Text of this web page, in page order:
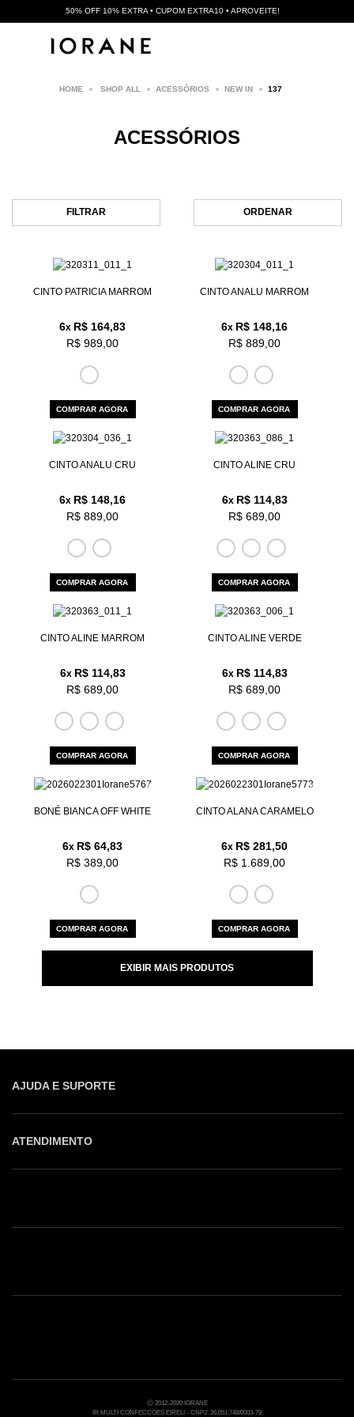
50% OFF 10% EXTRA • CUPOM EXTRA10 • APROVEITE!
SHOP ALL ACESSÓRIOS NEW IN 137
ACESSÓRIOS
FILTRAR ORDENAR
CINTO PATRICIA MARROM
6x R$ 164,83
R$ 989,00
COMPRAR AGORA
CINTO ANALU MARROM
6x R$ 148,16
R$ 889,00
COMPRAR AGORA
CINTO ANALU CRU
6x R$ 148,16
R$ 889,00
COMPRAR AGORA
CINTO ALINE CRU
6x R$ 114,83
R$ 689,00
COMPRAR AGORA
CINTO ALINE MARROM
6x R$ 114,83
R$ 689,00
COMPRAR AGORA
CINTO ALINE VERDE
6x R$ 114,83
R$ 689,00
COMPRAR AGORA
BONÉ BIANCA OFF WHITE
6x R$ 64,83
R$ 389,00
COMPRAR AGORA
CINTO ALANA CARAMELO
6x R$ 281,50
R$ 1.689,00
COMPRAR AGORA
EXIBIR MAIS PRODUTOS
AJUDA E SUPORTE
ATENDIMENTO
Nossas Lojas
Ⓒ 2012-2020 IORANE
IR MULTI CONFECCOES EIRELI - CNPJ: 26.051.748/0003-79